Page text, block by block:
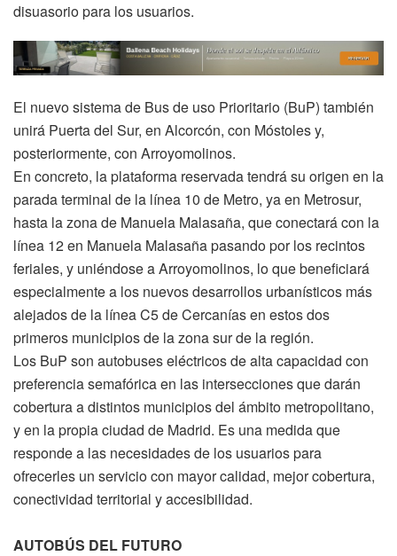
disuasorio para los usuarios.
El nuevo sistema de Bus de uso Prioritario (BuP) también
unirá Puerta del Sur, en Alcorcón, con Móstoles y,
posteriormente, con Arroyomolinos.
En concreto, la plataforma reservada tendrá su origen en la
parada terminal de la línea 10 de Metro, ya en Metrosur,
hasta la zona de Manuela Malasaña, que conectará con la
línea 12 en Manuela Malasaña pasando por los recintos
feriales, y uniéndose a Arroyomolinos, lo que beneficiará
especialmente a los nuevos desarrollos urbanísticos más
alejados de la línea C5 de Cercanías en estos dos
primeros municipios de la zona sur de la región.
Los BuP son autobuses eléctricos de alta capacidad con
preferencia semafórica en las intersecciones que darán
cobertura a distintos municipios del ámbito metropolitano,
y en la propia ciudad de Madrid. Es una medida que
responde a las necesidades de los usuarios para
ofrecerles un servicio con mayor calidad, mejor cobertura,
conectividad territorial y accesibilidad.
AUTOBÚS DEL FUTURO